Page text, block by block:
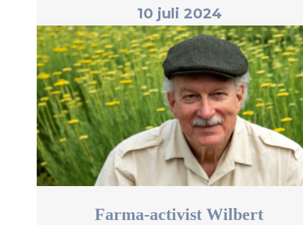
10 juli 2024
Farma-activist Wilbert